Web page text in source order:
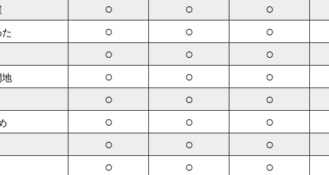
○ ○ ○
○ ○ ○
○ ○ ○
地 ○ ○ ○
○ ○ ○
○ ○ ○
○ ○ ○
○ ○ ○